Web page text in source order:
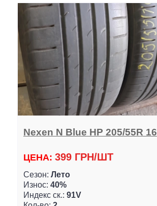
Nexen N Blue HP 205/55R 16
ЦЕНА: 399 ГРН/ШТ
Сезон: Лето
Износ: 40%
Индекс ск.: 91V